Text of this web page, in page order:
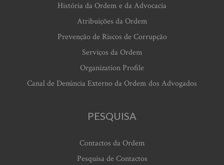
História da Ordem e da Advocacia
Atribuições da Ordem
Prevenção de Riscos de Corrupção
Serviços da Ordem
Organization Profile
Canal de Denúncia Externo da Ordem dos Advogados
PESQUISA
Contactos da Ordem
Pesquisa de Contactos